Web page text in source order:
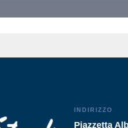
INDIRIZZO
Piazzetta